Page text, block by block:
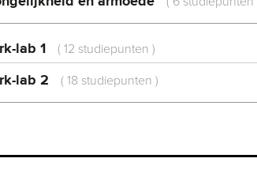
lab 1 ( 12 studiepunten )
lab 2 ( 18 studiepunten )